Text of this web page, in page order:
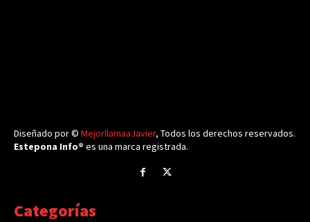
Diseñado por © MejorllamaaJavier, Todos los derechos reservados.
Estepona Info® es una marca registrada.
Categorías